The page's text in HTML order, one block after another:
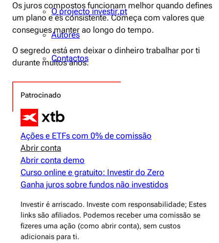
O projecto investir.pt
Autores
Contactos
Os juros compostos funcionam melhor quando defines
um plano e és consistente. Começa com valores que
consegues manter ao longo do tempo.
O segredo está em deixar o dinheiro trabalhar por ti
durante muitos anos.
Patrocinado
Ações e ETFs com 0% de comissão
Abrir conta
Abrir conta demo
Curso online e gratuito: Investir do Zero
Ganha juros sobre fundos não investidos
Investir é arriscado. Investe com responsabilidade; Estes
links são afiliados. Podemos receber uma comissão se
fizeres uma ação (como abrir conta), sem custos
adicionais para ti.